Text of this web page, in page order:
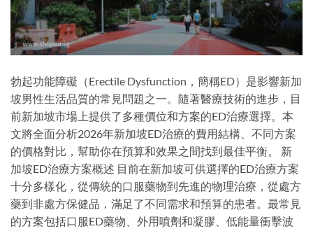
勃起功能障礙（Erectile Dysfunction，簡稱ED）是影響新加
坡男性生活品質的常見問題之一。隨著醫療技術的進步，目
前新加坡市場上提供了多種價位和方案的ED治療選擇。本
文將全面分析2026年新加坡ED治療的費用結構、不同方案
的價格對比，幫助你在預算和效果之間找到最佳平衡。 新
加坡ED治療方案概述 目前在新加坡可供選擇的ED治療方案
十分多樣化，從傳統的口服藥物到先進的物理治療，從處方
藥到非處方保健品，滿足了不同需求和預算的患者。最常見
的方案包括口服ED藥物、外用噴劑和凝膠、低能量衝擊波